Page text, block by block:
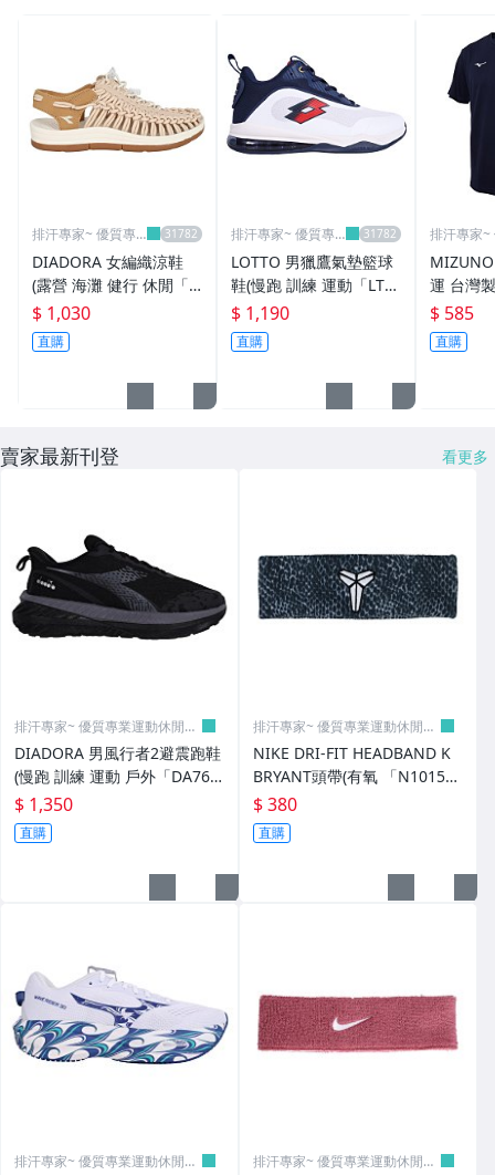
排汗專家~ 優質專
DIADORA 女編織涼鞋
(露營 海灘 健行 休閒「D
A3613119」≡排汗專家≡
$ 1,030
直購
排汗專家~ 優質專
LOTTO 男獵鷹氣墊籃球
鞋(慢跑 訓練 運動「LT6
AMB6116」≡排汗專家≡
$ 1,190
直購
排汗專家~
運 台灣
閒「
汗專家≡
$ 585
直購
賣家最新刊登 看更多
排汗專家~ 優質專業運動休閒賣
DIADORA 男風行者2避震跑鞋
(慢跑 訓練 運動 戶外「DA762
7390」≡排汗專家≡
$ 1,350
直購
排汗專家~ 優質專業運動休閒賣
NIKE DRI-FIT HEADBAND K
BRYANT頭帶(有氧 「N101521
4027OS」≡排汗專家≡
$ 380
直購
排汗專家~ 優質專業運動休閒賣 排汗專家~ 優質專業運動休閒賣